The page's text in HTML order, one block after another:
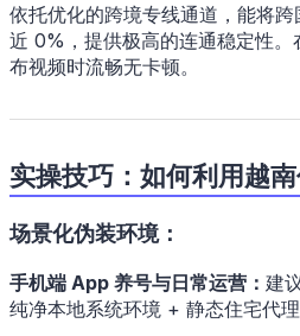
依托优化的跨境专线通道，能将
近 0%，提供极高的连通稳定性
布视频时流畅无卡顿。
实操技巧：如何利用越
场景化伪装环境：
手机端 App 养号与日常运营： 建
纯净本地系统环境 + 静态住宅代理